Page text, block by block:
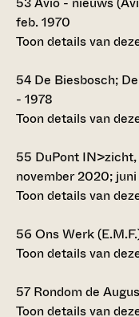
feb. 1970
Toon details van
54 De Biesbosch;
- 1978
Toon details van
55 DuPont
november 2020;
Toon details van
56 Ons Werk
Toon details van
57 Rondom de
Toon details van